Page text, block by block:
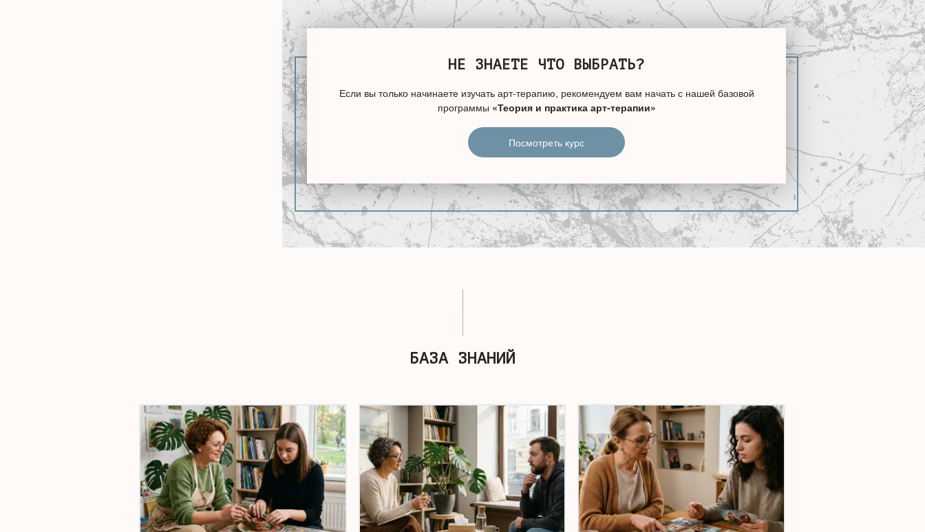
НЕ ЗНАЕТЕ ЧТО ВЫБРАТЬ?
Если вы только начинаете изучать арт-терапию, рекомендуем вам начать с нашей базовой
программы «Теория и практика арт-терапии»
Посмотреть курс
БАЗА ЗНАНИЙ